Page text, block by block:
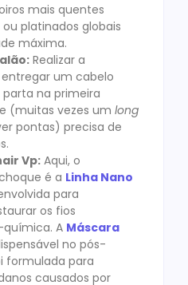
mais quentes
ou platinados globais
máxima.
Realizar a
um cabelo
na primeira
(muitas vezes um long
pontas) precisa de
Vp:Aqui, o
é a Linha Nano
para
os fios
química. A Máscara
no pós-
formulada para
causados por